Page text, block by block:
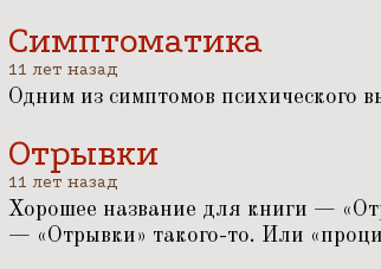
Симптоматика
11 лет назад
Одним из симптомов психического
Отрывки
11 лет назад
Хорошее название для книги — «
— «Отрывки» такого-то. Или «